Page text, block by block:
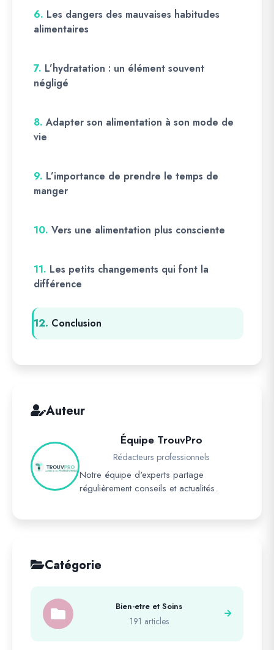
6. Les dangers des mauvaises habitudes
alimentaires
7. L’hydratation : un élément souvent
négligé
8. Adapter son alimentation à son mode de
vie
9. L’importance de prendre le temps de
manger
10. Vers une alimentation plus consciente
11. Les petits changements qui font la
différence
12. Conclusion
Auteur
Équipe TrouvPro
Rédacteurs professionnels
Notre équipe d'experts partage
régulièrement conseils et actualités.
Catégorie
Bien-etre et Soins
191 articles